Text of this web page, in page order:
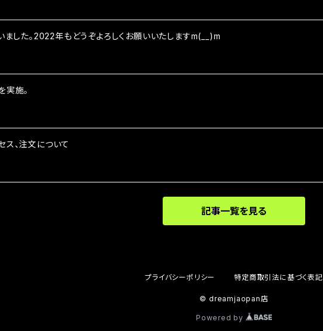
した。2022年もどうぞよろしくお願いいたしますm(__)m
実施。
ス、注文について
記事一覧を見る
プライバシーポリシー 特定商取引法に基づく表記
© dreamjaopan店
Powered by